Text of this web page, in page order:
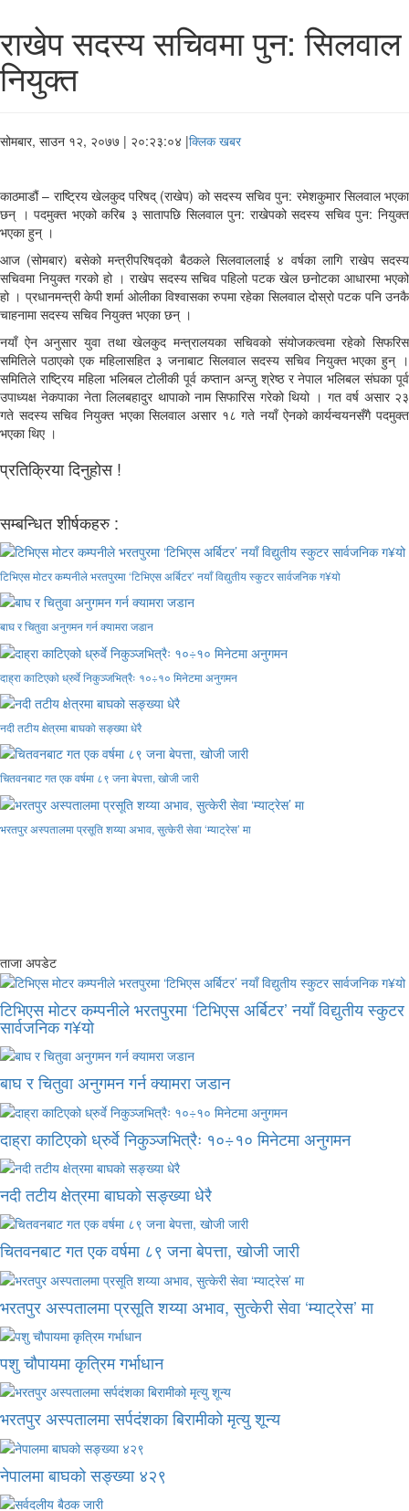
राखेप सदस्य सचिवमा पुन: सिलवाल
नियुक्त
सोमबार, साउन १२, २०७७ | २०:२३:०४ |क्लिक खबर
काठमाडौं – राष्ट्रिय खेलकुद परिषद् (राखेप) को सदस्य सचिव पुन: रमेशकुमार सिलवाल भएका
छन् । पदमुक्त भएको करिब ३ सातापछि सिलवाल पुन: राखेपको सदस्य सचिव पुन: नियुक्त
भएका हुन् ।
आज (सोमबार) बसेको मन्त्रीपरिषद्को बैठकले सिलवाललाई ४ वर्षका लागि राखेप सदस्य
सचिवमा नियुक्त गरको हो । राखेप सदस्य सचिव पहिलो पटक खेल छनोटका आधारमा भएको
हो । प्रधानमन्त्री केपी शर्मा ओलीका विश्वासका रुपमा रहेका सिलवाल दोस्रो पटक पनि उनकै
चाहनामा सदस्य सचिव नियुक्त भएका छन् ।
नयाँ ऐन अनुसार युवा तथा खेलकुद मन्त्रालयका सचिवको संयोजकत्वमा रहेको सिफरिस
समितिले पठाएको एक महिलासहित ३ जनाबाट सिलवाल सदस्य सचिव नियुक्त भएका हुन् ।
समितिले राष्ट्रिय महिला भलिबल टोलीकी पूर्व कप्तान अन्जु श्रेष्ठ र नेपाल भलिबल संघका पूर्व
उपाध्यक्ष नेकपाका नेता लिलबहादुर थापाको नाम सिफारिस गरेको थियो । गत वर्ष असार २३
गते सदस्य सचिव नियुक्त भएका सिलवाल असार १८ गते नयाँ ऐनको कार्यन्वयनसँगै पदमुक्त
भएका थिए ।
प्रतिक्रिया दिनुहोस !
सम्बन्धित शीर्षकहरु :
टिभिएस मोटर कम्पनीले भरतपुरमा ‘टिभिएस अर्बिटर’ नयाँ विद्युतीय स्कुटर सार्वजनिक ग¥यो
बाघ र चितुवा अनुगमन गर्न क्यामरा जडान
दाह्रा काटिएको ध्रुर्वे निकुञ्जभित्रैः १०÷१० मिनेटमा अनुगमन
नदी तटीय क्षेत्रमा बाघको सङ्ख्या धेरै
चितवनबाट गत एक वर्षमा ८९ जना बेपत्ता, खोजी जारी
भरतपुर अस्पतालमा प्रसूति शय्या अभाव, सुत्केरी सेवा ‘म्याट्रेस’ मा
ताजा अपडेट
टिभिएस मोटर कम्पनीले भरतपुरमा ‘टिभिएस अर्बिटर’ नयाँ विद्युतीय स्कुटर
सार्वजनिक ग¥यो
बाघ र चितुवा अनुगमन गर्न क्यामरा जडान
दाह्रा काटिएको ध्रुर्वे निकुञ्जभित्रैः १०÷१० मिनेटमा अनुगमन
नदी तटीय क्षेत्रमा बाघको सङ्ख्या धेरै
चितवनबाट गत एक वर्षमा ८९ जना बेपत्ता, खोजी जारी
भरतपुर अस्पतालमा प्रसूति शय्या अभाव, सुत्केरी सेवा ‘म्याट्रेस’ मा
पशु चौपायमा कृत्रिम गर्भाधान
भरतपुर अस्पतालमा सर्पदंशका बिरामीको मृत्यु शून्य
नेपालमा बाघको सङ्ख्या ४२९